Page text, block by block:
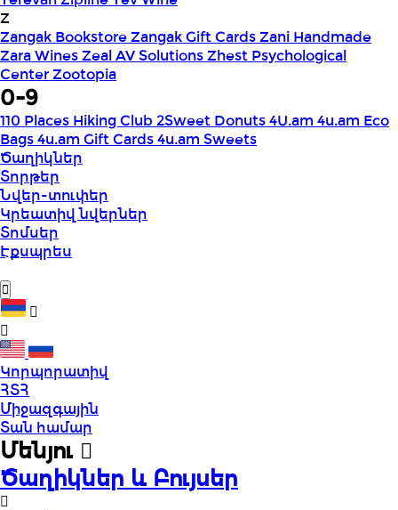
Z
Zangak BookstoreZangak Gift CardsZani Handmade
Zara WinesZeal AV SolutionsZhest Psychological
CenterZootopia
0-9
110 Places Hiking Club 2Sweet Donuts4U.am 4u.am Eco
Bags4u.am Gift Cards4u.am Sweets
Ծաղիկներ
Տորթեր
Նվեր-տուփեր
Կրեատիվ նվերներ
Տոմսեր
Էքսպրես
Կորպորատիվ
ՀՏՀ
Միջազգային
Տան համար
Մենյու
Ծաղիկներ և Բույսեր